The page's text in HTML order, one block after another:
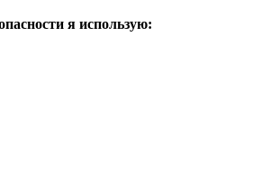
я использую: